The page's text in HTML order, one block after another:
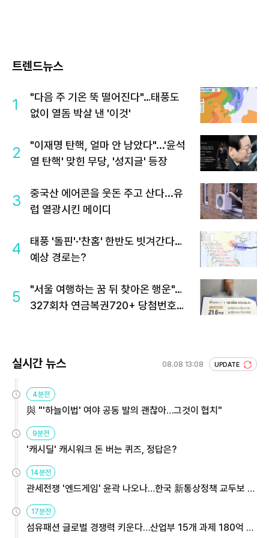
트렌드뉴스
1
"다음 주 기온 뚝 떨어진다"…태풍도
없이 열돔 박살 낸 '이것'
2
"이재명 탄핵, 얼마 안 남았다"...'윤석
열 탄핵' 맞힌 무당, '성지글' 등장
3
중국산 에어콘을 웃돈 주고 산다...유
럽 열광시킨 메이디
4
태풍 '돌핀'·'찬홈' 한반도 빗겨간다…
예상 경로는?
5
"서울 여행하는 꿈 뒤 찾아온 행운"…
327회차 연금복권720+ 당첨번호조
실시간 뉴스 08.08 13:08 UPDATE
4분전
與 "'하늘이법' 여야 공동 발의 괜찮아…그것이 협치"
9분전
'캐시딜' 캐시워크 돈 버는 퀴즈, 정답은?
14분전
관세전쟁 '엔드게임' 윤곽 나오나…한국 新통상정책 교두보 활
17분전
섬유패션 글로벌 경쟁력 키운다…산업부 15개 과제 180억 지